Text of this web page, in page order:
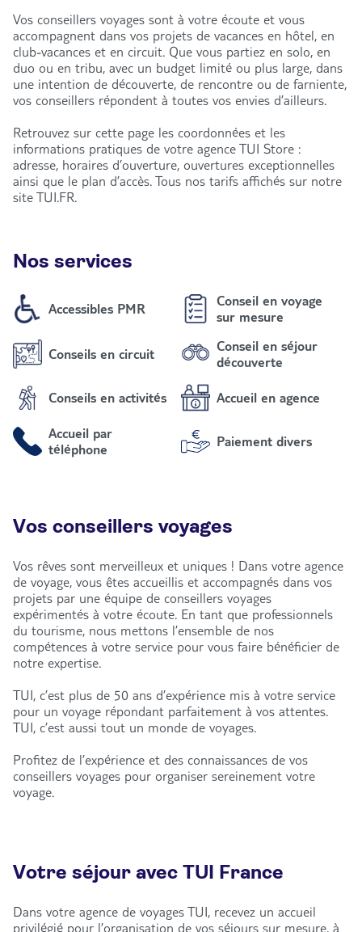
Vos conseillers voyages sont à votre écoute et vous
accompagnent dans vos projets de vacances en hôtel, en
club-vacances et en circuit. Que vous partiez en solo, en
duo ou en tribu, avec un budget limité ou plus large, dans
une intention de découverte, de rencontre ou de farniente,
vos conseillers répondent à toutes vos envies d’ailleurs.
Retrouvez sur cette page les coordonnées et les
informations pratiques de votre agence TUI Store :
adresse, horaires d’ouverture, ouvertures exceptionnelles
ainsi que le plan d’accès. Tous nos tarifs affichés sur notre
site TUI.FR.
Nos services
Accessibles PMR
Conseil en voyage
sur mesure
Conseils en circuit
Conseil en séjour
découverte
Conseils en activités Accueil en agence
Accueil par
téléphone
Paiement divers
Vos conseillers voyages
Vos rêves sont merveilleux et uniques ! Dans votre agence
de voyage, vous êtes accueillis et accompagnés dans vos
projets par une équipe de conseillers voyages
expérimentés à votre écoute. En tant que professionnels
du tourisme, nous mettons l’ensemble de nos
compétences à votre service pour vous faire bénéficier de
notre expertise.
TUI, c’est plus de 50 ans d’expérience mis à votre service
pour un voyage répondant parfaitement à vos attentes.
TUI, c’est aussi tout un monde de voyages.
Profitez de l’expérience et des connaissances de vos
conseillers voyages pour organiser sereinement votre
voyage.
Votre séjour avec TUI France
Dans votre agence de voyages TUI, recevez un accueil
privilégié pour l’organisation de vos séjours sur mesure, à